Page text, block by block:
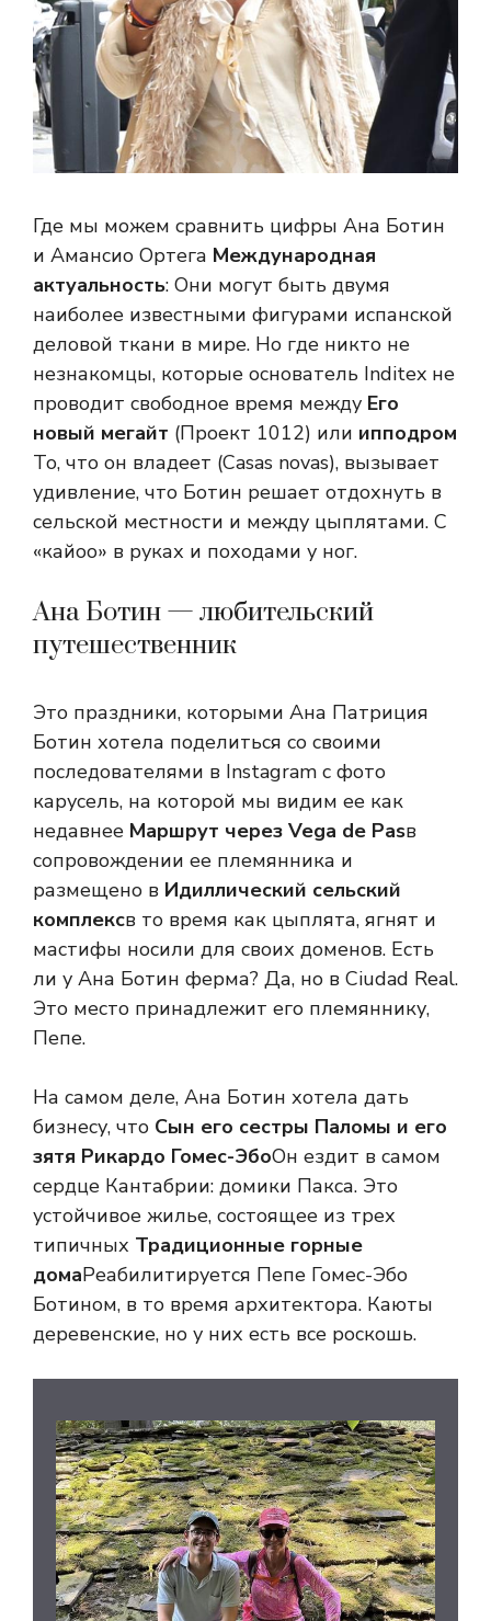
Где мы можем сравнить цифры Ана Ботин
и Амансио Ортега Международная
актуальность: Они могут быть двумя
наиболее известными фигурами испанской
деловой ткани в мире. Но где никто не
незнакомцы, которые основатель Inditex не
проводит свободное время между Его
новый мегайт (Проект 1012) или ипподром
То, что он владеет (Casas novas), вызывает
удивление, что Ботин решает отдохнуть в
сельской местности и между цыплятами. С
«кайоо» в руках и походами у ног.
Ана Ботин — любительский
путешественник
Это праздники, которыми Ана Патриция
Ботин хотела поделиться со своими
последователями в Instagram с фото
карусель, на которой мы видим ее как
недавнее Маршрут через Vega de Pasв
сопровождении ее племянника и
размещено в Идиллический сельский
комплексв то время как цыплята, ягнят и
мастифы носили для своих доменов. Есть
ли у Ана Ботин ферма? Да, но в Ciudad Real.
Это место принадлежит его племяннику,
Пепе.
На самом деле, Ана Ботин хотела дать
бизнесу, что Сын его сестры Паломы и его
зятя Рикардо Гомес-ЭбоОн ездит в самом
сердце Кантабрии: домики Пакса. Это
устойчивое жилье, состоящее из трех
типичных Традиционные горные
домаРеабилитируется Пепе Гомес-Эбо
Ботином, в то время архитектора. Каюты
деревенские, но у них есть все роскошь.